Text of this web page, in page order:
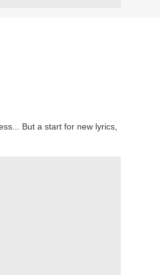
But a start for new lyrics,